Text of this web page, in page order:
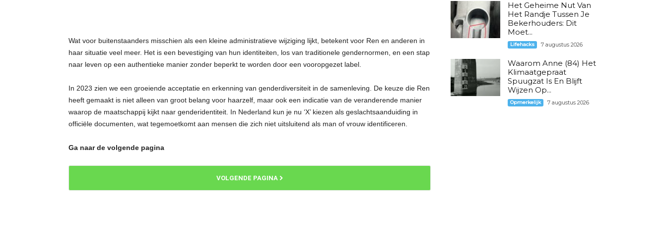
Wat voor buitenstaanders misschien als een kleine administratieve wijziging lijkt, betekent voor Ren en anderen in
haar situatie veel meer. Het is een bevestiging van hun identiteiten, los van traditionele gendernormen, en een stap
naar leven op een authentieke manier zonder beperkt te worden door een vooropgezet label.
In 2023 zien we een groeiende acceptatie en erkenning van genderdiversiteit in de samenleving. De keuze die Ren
heeft gemaakt is niet alleen van groot belang voor haarzelf, maar ook een indicatie van de veranderende manier
waarop de maatschappij kijkt naar genderidentiteit. In Nederland kun je nu ‘X’ kiezen als geslachtsaanduiding in
officiële documenten, wat tegemoetkomt aan mensen die zich niet uitsluitend als man of vrouw identificeren.
Ga naar de volgende pagina
VOLGENDE PAGINA
Het Geheime Nut Van
Het Randje Tussen Je
Bekerhouders: Dit
Moet...
Lifehacks 7 augustus 2026
Waarom Anne (84) Het
Klimaatgepraat
Spuugzat Is En Blijft
Wijzen Op...
Opmerkelijk 7 augustus 2026